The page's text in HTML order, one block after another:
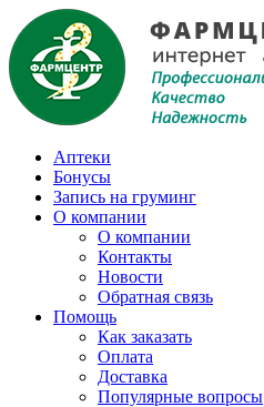
Аптеки
Бонусы
Запись на груминг
О компании
О компании
Контакты
Новости
Обратная связь
Помощь
Как заказать
Оплата
Доставка
Популярные вопросы